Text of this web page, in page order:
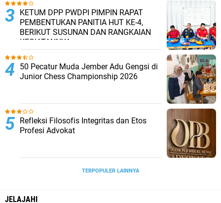
KETUM DPP PWDPI PIMPIN RAPAT
PEMBENTUKAN PANITIA HUT KE-4,
BERIKUT SUSUNAN DAN RANGKAIAN
KEGIATANNYA
50 Pecatur Muda Jember Adu Gengsi di
Junior Chess Championship 2026
Refleksi Filosofis Integritas dan Etos
Profesi Advokat
TERPOPULER LAINNYA
JELAJAHI